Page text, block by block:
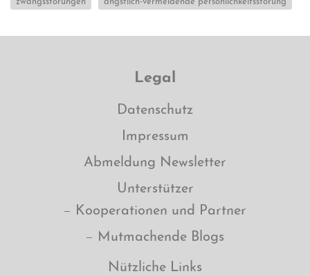
Legal
Datenschutz
Impressum
Abmeldung Newsletter
Unterstützer
Kooperationen und Partner
Mutmachende Blogs
Nützliche Links